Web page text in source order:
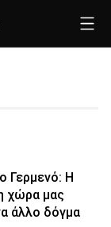
Γερμενό: Η
χώρα μας
άλλο δόγμα